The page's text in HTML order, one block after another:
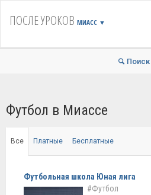
ПОСЛЕ УРОКОВ МИАСС ▼
Поиск
Футбол в Миассе
Все Платные Бесплатные
Футбольная школа Юная лига
#Футбол